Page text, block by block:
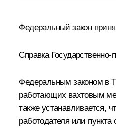
Федеральный закон
Справка Государственно-
Федеральным законом в
работающих вахтовым
также устанавливается,
работодателя или